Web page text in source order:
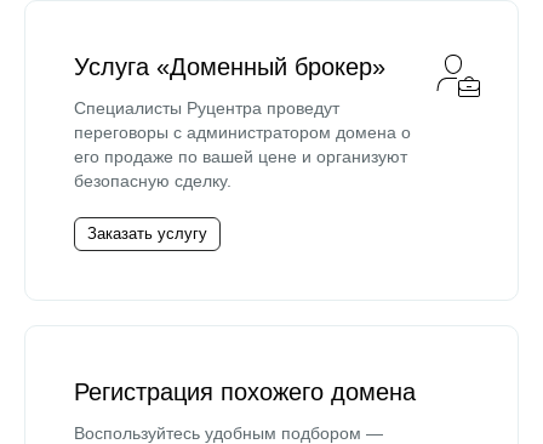
Услуга «Доменный брокер»
Специалисты Руцентра проведут
переговоры с администратором домена о
его продаже по вашей цене и организуют
безопасную сделку.
Заказать услугу
Регистрация похожего домена
Воспользуйтесь удобным подбором —